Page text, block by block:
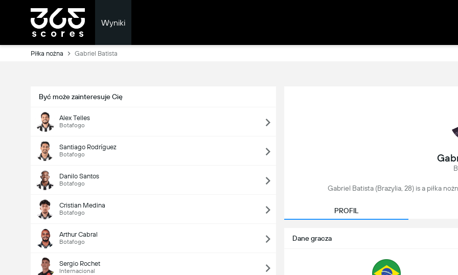
Wyniki
Piłka nożna Gabriel Batista
Być może zainteresuje Cię
Alex Telles
Botafogo
Santiago Rodríguez
Botafogo
Danilo Santos
Botafogo
Cristian Medina
Botafogo
Arthur Cabral
Botafogo
Sergio Rochet
Internacional
Gabriel Batista (Brazylia, 28) is a piłka
PROFIL
Dane gracza